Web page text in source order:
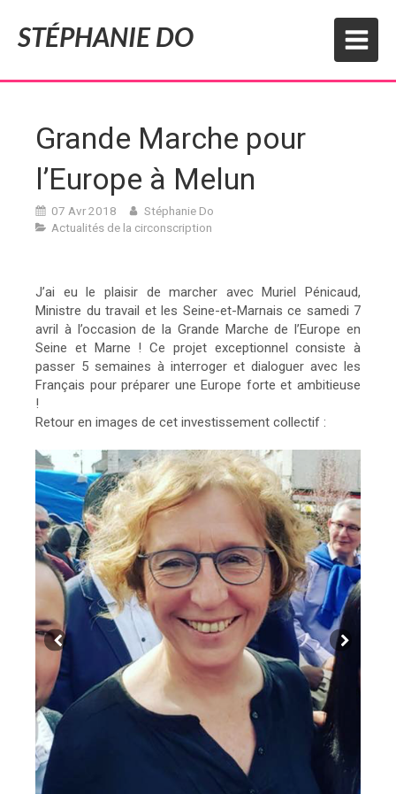
STÉPHANIE DO
Grande Marche pour
l’Europe à Melun
07 Avr 2018
Stéphanie Do
Actualités de la circonscription
J’ai eu le plaisir de marcher avec Muriel Pénicaud,
Ministre du travail et les Seine-et-Marnais ce samedi 7
avril à l’occasion de la Grande Marche de l’Europe en
Seine et Marne ! Ce projet exceptionnel consiste à
passer 5 semaines à interroger et dialoguer avec les
Français pour préparer une Europe forte et ambitieuse
!
Retour en images de cet investissement collectif :